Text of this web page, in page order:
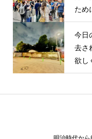
ため
今日
去さ
欲し